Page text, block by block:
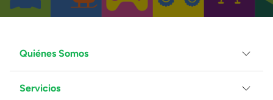
Quiénes Somos
Grupo Juguetron
Servicios